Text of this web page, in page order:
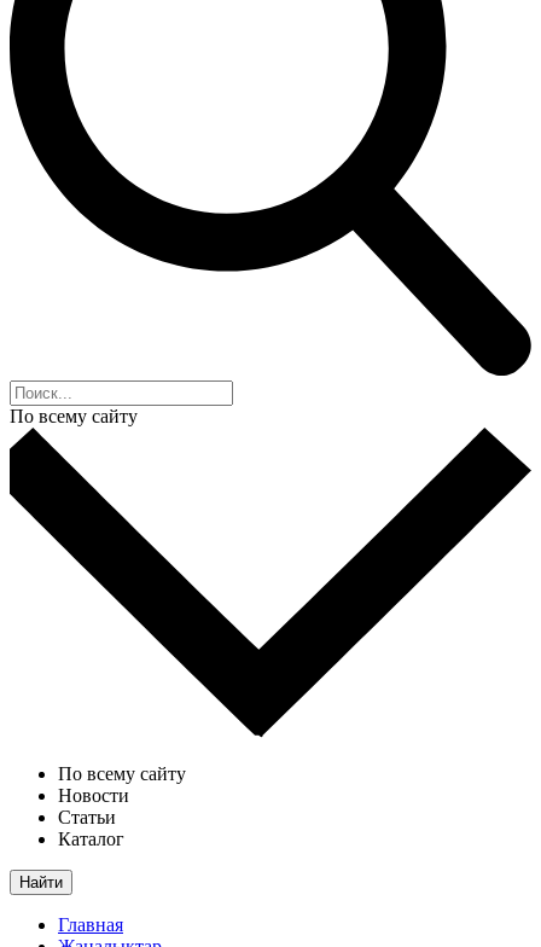
По всему сайту
По всему сайту
Новости
Статьи
Каталог
Найти
Главная